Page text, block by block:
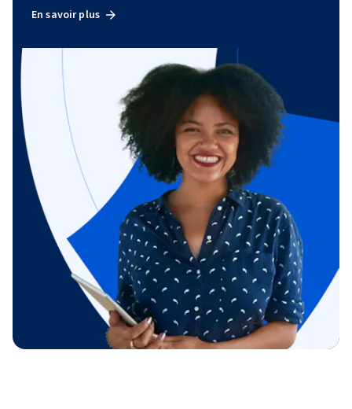
En savoir plus